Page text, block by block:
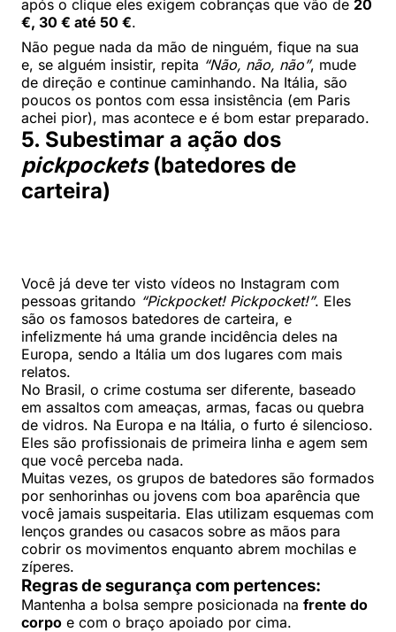
após o clique eles exigem cobranças que vão de 20
€, 30 € até 50 €.
Não pegue nada da mão de ninguém, fique na sua
e, se alguém insistir, repita “Não, não, não”, mude
de direção e continue caminhando. Na Itália, são
poucos os pontos com essa insistência (em Paris
achei pior), mas acontece e é bom estar preparado.
5. Subestimar a ação dos
pickpockets(batedores de
carteira)
Você já deve ter visto vídeos no Instagram com
pessoas gritando “Pickpocket! Pickpocket!”. Eles
são os famosos batedores de carteira, e
infelizmente há uma grande incidência deles na
Europa, sendo a Itália um dos lugares com mais
relatos.
No Brasil, o crime costuma ser diferente, baseado
em assaltos com ameaças, armas, facas ou quebra
de vidros. Na Europa e na Itália, o furto é silencioso.
Eles são profissionais de primeira linha e agem sem
que você perceba nada.
Muitas vezes, os grupos de batedores são formados
por senhorinhas ou jovens com boa aparência que
você jamais suspeitaria. Elas utilizam esquemas com
lenços grandes ou casacos sobre as mãos para
cobrir os movimentos enquanto abrem mochilas e
zíperes.
Regras de segurança com pertences:
Mantenha a bolsa sempre posicionada na frente do
corpo e com o braço apoiado por cima.